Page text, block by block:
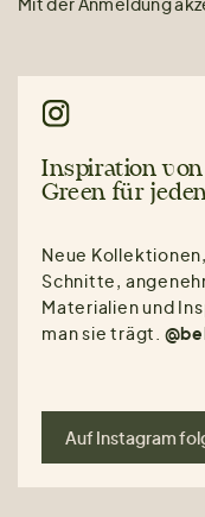
Inspiration von
Green für
Neue
Schnitte,
Materialien und
man sie trägt.
Auf Instagram